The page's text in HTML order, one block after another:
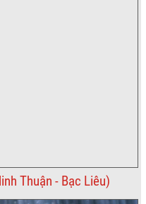
Thuận - Bạc Liêu)